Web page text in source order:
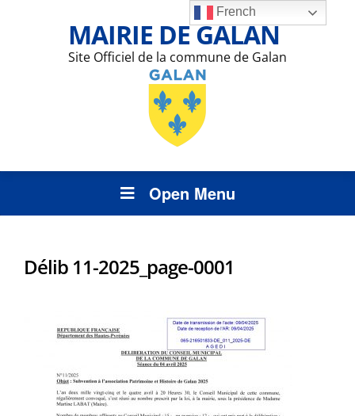
MAIRIE DE GALAN
Site Officiel de la commune de Galan
Open Menu
Délib 11-2025_page-0001
French